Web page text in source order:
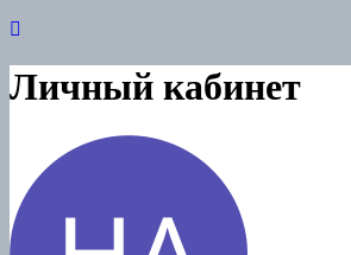
Личный кабинет